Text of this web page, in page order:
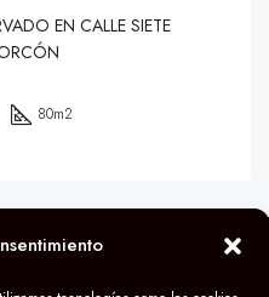
EN CALLE SIETE
80m2
2024